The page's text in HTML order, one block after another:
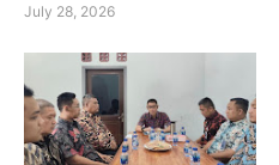
July 28, 2026